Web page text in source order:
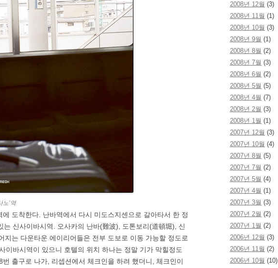
노’역
도착한다. 난바역에서 다시 미도스지센으로 갈아타서 한 정
는 신사이바시역. 오사카의 난바(難波), 도톤보리(道頓堀), 신
지는 다운타운 에이리어들은 전부 도보로 이동 가능할 정도로
이바시역이 있으니 호텔의 위치 하나는 정말 기가 막힐정도
출구로 나가, 리셉션에서 체크인을 하려 했더니, 체크인이
2008년 12월 (3)
2008년 11월 (1)
2008년 10월 (3)
2008년 9월 (1)
2008년 8월 (2)
2008년 7월 (3)
2008년 6월 (2)
2008년 5월 (5)
2008년 4월 (7)
2008년 2월 (3)
2008년 1월 (1)
2007년 12월 (3)
2007년 10월 (4)
2007년 8월 (5)
2007년 7월 (2)
2007년 5월 (4)
2007년 4월 (1)
2007년 3월 (3)
2007년 2월 (2)
2007년 1월 (2)
2006년 12월 (3)
2006년 11월 (2)
2006년 10월 (10)